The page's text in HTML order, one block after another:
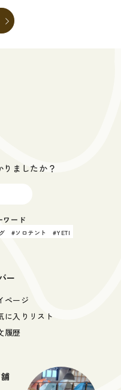
ましたか？
ワード
ソロテント YETI
ー
ページ
に入りリスト
履歴